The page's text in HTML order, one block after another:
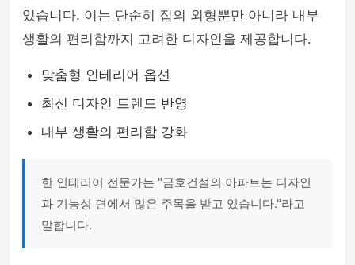
있습니다. 이는 단순히 집의 외형뿐만 아니라 내부
생활의 편리함까지 고려한 디자인을 제공합니다.
맞춤형 인테리어 옵션
최신 디자인 트렌드 반영
내부 생활의 편리함 강화
한 인테리어 전문가는 "금호건설의 아파트는 디자인
과 기능성 면에서 많은 주목을 받고 있습니다."라고
말합니다.